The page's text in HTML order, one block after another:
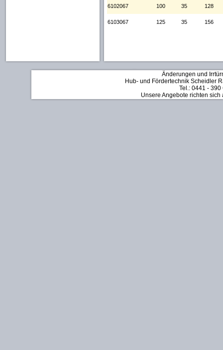
6102067 100 35 128
6103067 125 35 156
Änderungen und
Hub- und Fördertechnik Scheidler
Tel.: 0441 -
Unsere Angebote richten